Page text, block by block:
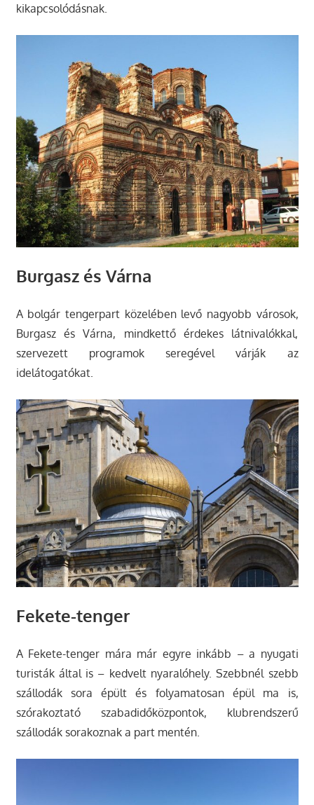
kikapcsolódásnak.
Burgasz és Várna
A bolgár tengerpart közelében levő nagyobb városok,
Burgasz és Várna, mindkettő érdekes látnivalókkal,
szervezett programok seregével várják az
idelátogatókat.
Fekete-tenger
A Fekete-tenger mára már egyre inkább – a nyugati
turisták által is – kedvelt nyaralóhely. Szebbnél szebb
szállodák sora épült és folyamatosan épül ma is,
szórakoztató szabadidőközpontok, klubrendszerű
szállodák sorakoznak a part mentén.